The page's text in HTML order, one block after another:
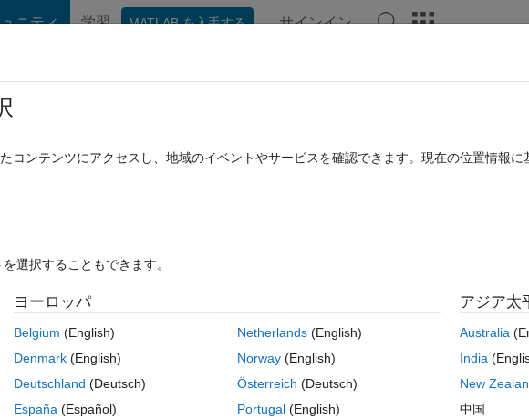
ニティ 学習 MATLAB を入手する サインイン
に関する FAQ
答するには再度開いてください。
コンテンツにアクセスし、地域のイベントやサービスを確認できます。現在の位置情報に
選択することもできます。
ヨーロッパ
Belgium (English)
Denmark (English)
Deutschland (Deutsch)
España (Español)
Netherlands(English)
Norway(English)
Österreich (Deutsch)
Portugal(English)
アジア太
Australia
India
New
中国